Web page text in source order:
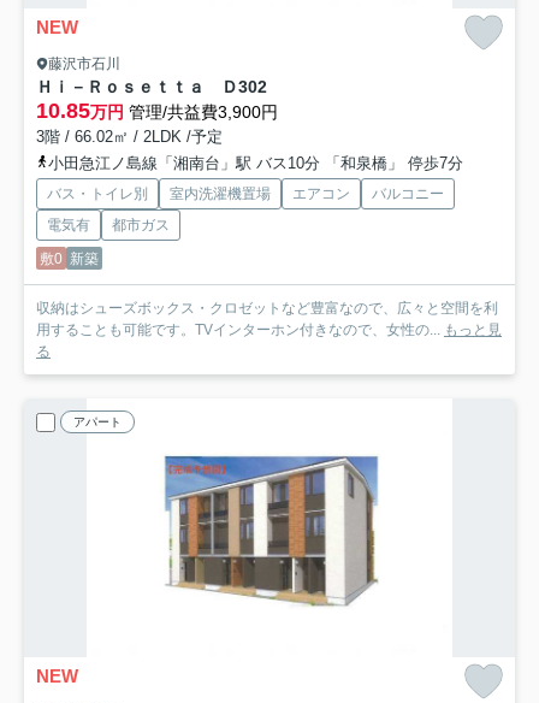
NEW
藤沢市石川
Ｈｉ－Ｒｏｓｅｔｔａ Ｄ302
10.85万円 管理/共益費3,900円
3階 / 66.02㎡ / 2LDK /予定
小田急江ノ島線「湘南台」駅 バス10分 「和泉橋」 停歩7分
バス・トイレ別 室内洗濯機置場 エアコン
バルコニー
電気有
都市ガス
敷0 新築
収納はシューズボックス・クロゼットなど豊富なので、広々と空間を利
用することも可能です。TVインターホン付きなので、女性の... もっと見
る
アパート
NEW